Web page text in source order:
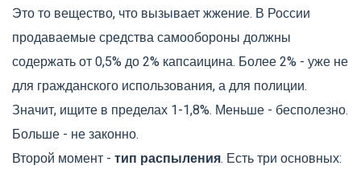
Это то вещество, что вызывает жжение. В России
продаваемые средства самообороны должны
содержать от 0,5% до 2% капсаицина. Более 2% - уже не
для гражданского использования, а для полиции.
Значит, ищите в пределах 1-1,8%. Меньше - бесполезно.
Больше - не законно.
Второй момент - тип распыления. Есть три основных: